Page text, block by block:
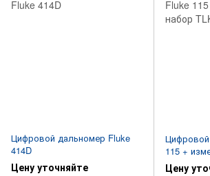
Цифровой дальномер Fluke
414D
Цену уточняйте
115 +
TLK-225-1
Цену